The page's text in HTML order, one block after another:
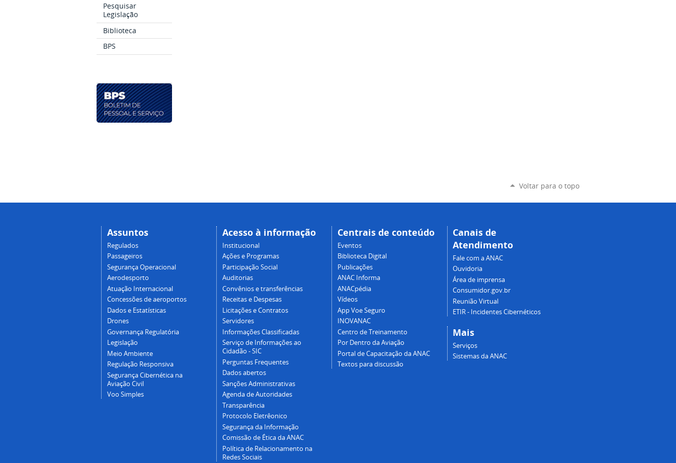
Pesquisar
Legislação
Biblioteca
BPS
Voltar para o topo
Assuntos
Regulados
Passageiros
Segurança Operacional
Aerodesporto
Atuação Internacional
Concessões de aeroportos
Dados e Estatísticas
Drones
Governança Regulatória
Legislação
Meio Ambiente
Regulação Responsiva
Segurança Cibernética na
Aviação Civil
Voo Simples
Acesso à informação
Institucional
Ações e Programas
Participação Social
Auditorias
Convênios e transferências
Receitas e Despesas
Licitações e Contratos
Servidores
Informações Classificadas
Serviço de Informações ao
Cidadão - SIC
Perguntas Frequentes
Dados abertos
Sanções Administrativas
Agenda de Autoridades
Transparência
Protocolo Eletrêonico
Segurança da Informação
Comissão de Ética da ANAC
Política de Relacionamento na
Redes Sociais
Centrais de conteúdo
Eventos
Biblioteca Digital
Publicações
ANAC Informa
ANACpédia
Vídeos
App Voe Seguro
INOVANAC
Centro de Treinamento
Por Dentro da Aviação
Portal de Capacitação da ANAC
Textos para discussão
Canais de
Atendimento
Fale com a ANAC
Ouvidoria
Área de imprensa
Consumidor.gov.br
Reunião Virtual
ETIR - Incidentes Cibernéticos
Mais
Serviços
Sistemas da ANAC